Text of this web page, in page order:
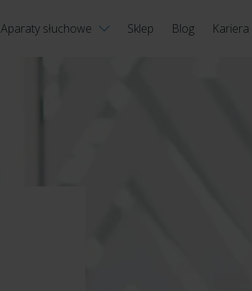
Aparaty słuchowe Sklep Blog Kariera